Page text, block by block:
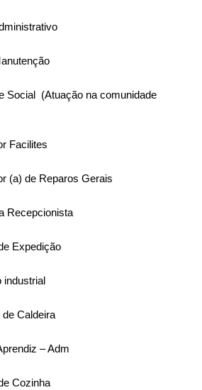
Social (Atuação na comunidade
Facilites
(a) de Reparos Gerais
Recepcionista
Expedição
industrial
Caldeira
– Adm
Cozinha